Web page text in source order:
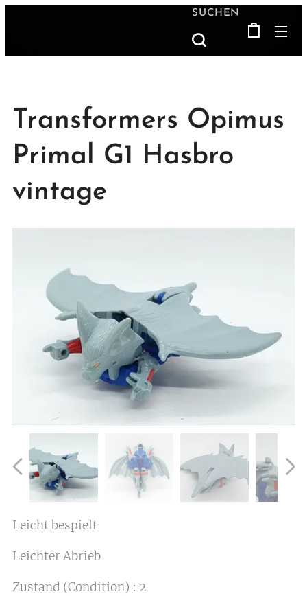
SUCHEN
Transformers Opimus
Primal G1 Hasbro
vintage
Leicht bespielt
Leichter Abrieb
Zustand (Condition) : 2